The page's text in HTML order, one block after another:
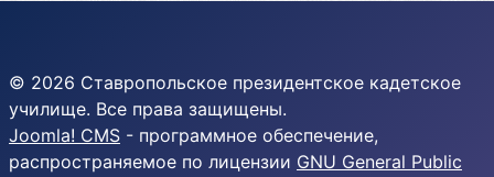
© 2026 Ставропольское президентское кадетское
училище. Все права защищены.
Joomla! CMS - программное обеспечение,
распространяемое по лицензии GNU General Public